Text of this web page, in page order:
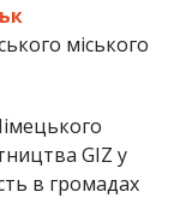
міського
GIZ у
в громадах